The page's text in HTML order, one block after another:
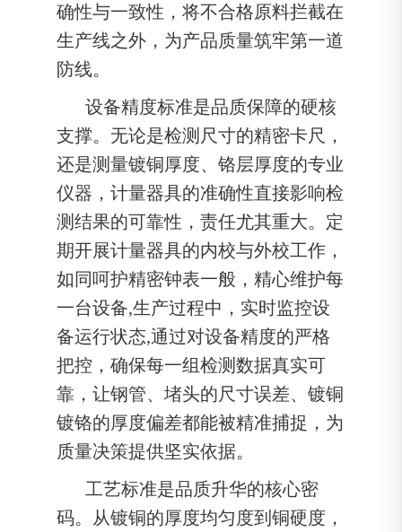
确性与一致性，将不合格原料拦截在
生产线之外，为产品质量筑牢第一道
防线。
设备精度标准是品质保障的硬核
支撑。无论是检测尺寸的精密卡尺，
还是测量镀铜厚度、铬层厚度的专业
仪器，计量器具的准确性直接影响检
测结果的可靠性，责任尤其重大。定
期开展计量器具的内校与外校工作，
如同呵护精密钟表一般，精心维护每
一台设备,生产过程中，实时监控设
备运行状态,通过对设备精度的严格
把控，确保每一组检测数据真实可
靠，让钢管、堵头的尺寸误差、镀铜
镀铬的厚度偏差都能被精准捕捉，为
质量决策提供坚实依据。
工艺标准是品质升华的核心密
码。从镀铜的厚度均匀度到铜硬度，